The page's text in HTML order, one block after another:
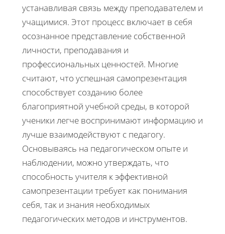
устанавливая связь между преподавателем и
учащимися. Этот процесс включает в себя
осознанное представление собственной
личности, преподавания и
профессиональных ценностей. Многие
считают, что успешная самопрезентация
способствует созданию более
благоприятной учебной среды, в которой
ученики легче воспринимают информацию и
лучше взаимодействуют с педагогу.
Основываясь на педагогическом опыте и
наблюдении, можно утверждать, что
способность учителя к эффективной
самопрезентации требует как понимания
себя, так и знания необходимых
педагогических методов и инструментов.